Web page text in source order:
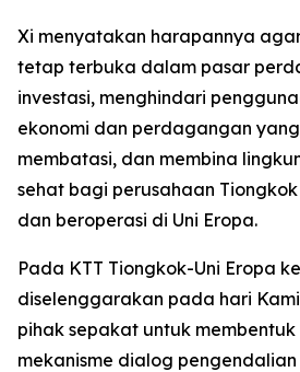
Xi menyatakan harapannya
tetap terbuka dalam pasar
investasi, menghindari
ekonomi dan perdagangan
membatasi, dan membina
sehat bagi perusahaan
dan beroperasi di Uni Eropa.
Pada KTT Tiongkok-Uni Eropa
diselenggarakan pada hari
pihak sepakat untuk
mekanisme dialog